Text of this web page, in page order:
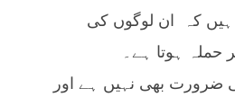
ہیں کہ ان لوگوں کی
ہوتا ہے۔
ضرورت بھی نہیں ہے اور